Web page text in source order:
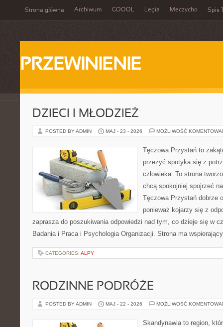
Strona główna Archiwum GOOOL Legia Meczycho Spis
PRZEWINIENIE
DZIECI I MŁODZIEŻ
POSTED BY ADMIN MAJ - 23 - 2026 MOŻLIWOŚĆ
Tęczowa Przystań to
przeżyć spotyka się z
człowieka. To strona
chcą spokojniej spojrzeć
Tęczowa Przystań dobrze
ponieważ kojarzy się z
zaprasza do poszukiwania odpowiedzi nad tym, co dzieje się w
Badania i Praca i Psychologia Organizacji. Strona ma
CATEGORIES: ALPY
RODZINNE PODRÓŻE
POSTED BY ADMIN MAJ - 22 - 2026 MOŻLIWOŚĆ
Skandynawia to region,